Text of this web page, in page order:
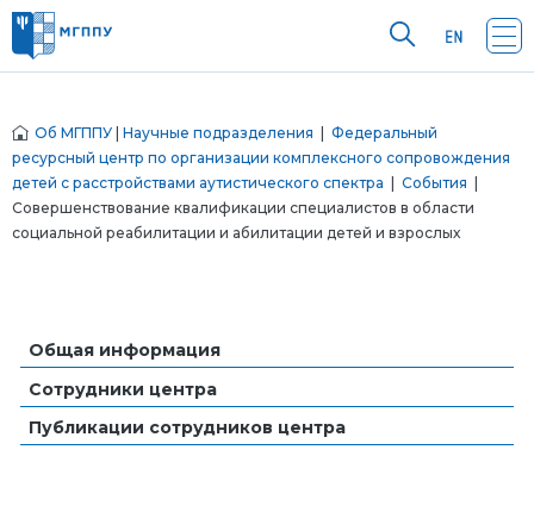
Об МГППУ Научные подразделения
Федеральный
ресурсный центр по организации комплексного сопровождения
детей с расстройствами аутистического спектра
События
Совершенствование квалификации специалистов в области
социальной реабилитации и абилитации детей и взрослых
Общая информация
Сотрудники центра
Публикации сотрудников центра